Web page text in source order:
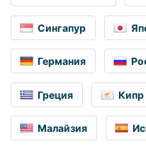
Сингапур
Германия
Греция Кипр
Малайзия